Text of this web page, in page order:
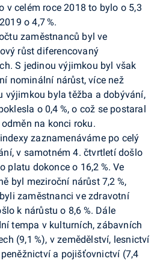
v celém roce 2018 to bylo o 5,3
o 4,7 %.
zaměstnanců byl ve
růst diferencovaný
S jedinou výjimkou byl však
nominální nárůst, více než
výjimkou byla těžba a dobývání,
o 0,4 %, o což se postaral
na konci roku.
zaznamenáváme po celý
v samotném 4. čtvrtletí došlo
platu dokonce o 16,2 %. Ve
byl meziroční nárůst 7,2 %,
zaměstnanci ve zdravotní
k nárůstu o 8,6 %. Dále
tempa v kulturních, zábavních
(9,1 %), v zemědělství, lesnictví
a pojišťovnictví (7,4